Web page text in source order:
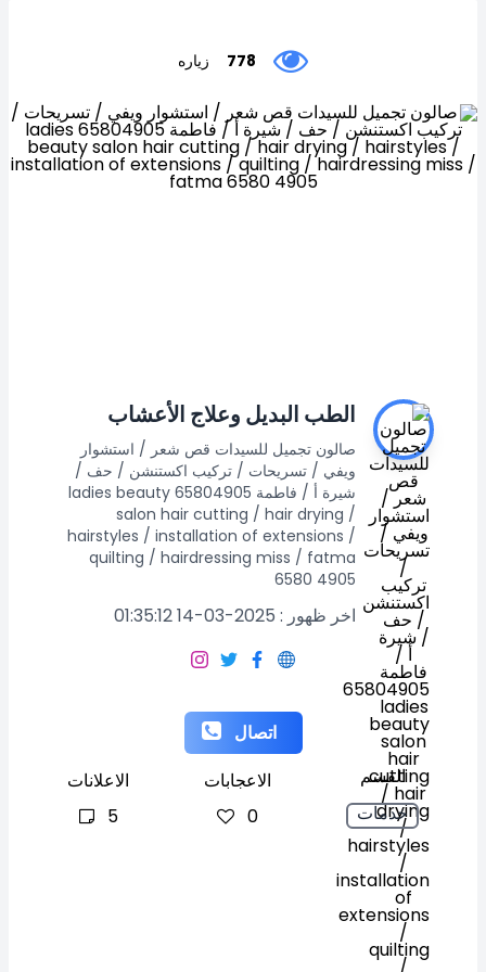
778 زياره
الطب البديل وعلاج الأعشاب
صالون تجميل للسيدات قص شعر / استشوار
ويفي / تسريحات / تركيب اكستنشن / حف /
شيرة أ / فاطمة 65804905 ladies beauty
salon hair cutting / hair drying /
hairstyles / installation of extensions /
quilting / hairdressing miss / fatma
6580 4905
اخر ظهور : 2025-03-14 01:35:12
اتصال
القسم
خدمات
الاعجابات
0
الاعلانات
5